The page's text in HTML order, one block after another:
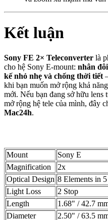
Kết luận
Sony FE 2× Teleconverter là
cho hệ Sony E-mount: nhân
kế nhỏ nhẹ và chống thời tiết
khi bạn muốn mở rộng khả
mới. Nếu bạn đang sở hữu lens
mở rộng hệ tele của mình, đây
Mac24h.
Mount
Sony E
Magnification
2x
Optical Design 8 Elements in
Light Loss
2 Stop
Length
1.68" / 42.7
Diameter
2.50" / 63.5